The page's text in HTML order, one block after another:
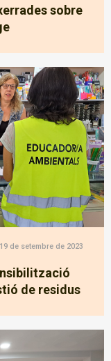
sobre
19 de setembre de 2023
de residus